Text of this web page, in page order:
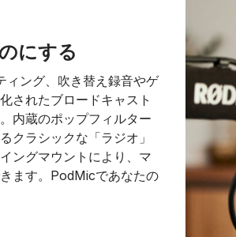
にする
ィング、吹き替え録音やゲ
されたブロードキャスト
内蔵のポップフィルター
クラシックな「ラジオ」
ングマウントにより、マ
ます。PodMicであなたの